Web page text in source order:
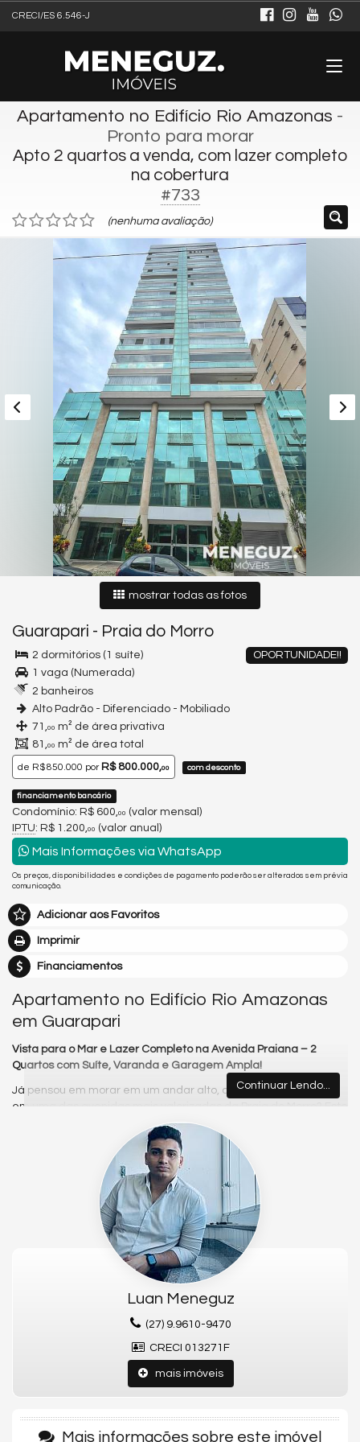
CRECI/ES 6.546-J
Apartamento no Edifício Rio Amazonas -
Pronto para morar
Apto 2 quartos a venda, com lazer completo
na cobertura
#733
(nenhuma avaliação)
mostrar todas as fotos
Guarapari - Praia do Morro
OPORTUNIDADE!!
2 dormitórios (1 suíte)
1 vaga (Numerada)
2 banheiros
Alto Padrão - Diferenciado - Mobiliado
71,00 m² de área privativa
81,00 m² de área total
de R$ 850.000 porR$ 800.000,00 com desconto
financiamento bancário
Condomínio: R$ 600, 00 (valor mensal)
IPTU: R$ 1.200, 00 (valor anual)
Mais Informações via WhatsApp
Os preços, disponibilidades e condições de pagamento poderão ser alterados sem prévia
comunicação.
Adicionar aos Favoritos
Imprimir
Financiamentos
Apartamento no Edifício Rio Amazonas
em Guarapari
Vista para o Mar e Lazer Completo na Avenida Praiana – 2
Quartos com Suíte, Varanda e Garagem Ampla!
Já pensou em morar em um andar alto, com vista para o mar,
em uma das avenidas mais valorizadas da Praia do Morro? Este
, com2 quartos
combinação perfeita entre conforto, localização privilegiada e
estrutura de lazer completa!
Destaques do Imóvel:
70,42m² de Área Privativa– Espaço ideal para quem busca
qualidade de vida.
2 Quartos, sendo 1 Suíte– Mais privacidade e conforto para
Varanda com Vista para o Mar– Um convite diário para
relaxar com uma paisagem encantadora.
1 Vaga de Garagem com 15m²– Cabe até caminhonete,
com segurança e praticidade.
– Privacidade, ventilação e uma vista incrível!
Condomínio com Lazer Completo – Piscina, sauna, academia,
salão de festas e churrasqueira para você aproveitar ao
✅Localização Estratégica– Na famosa Avenida Praiana, a
restaurantes e tudo o que você precisa no dia a dia.
Continuar Lendo...
Luan Meneguz
(27) 9.9610-9470
CRECI 013271F
mais imóveis
Mais informações sobre este imóvel